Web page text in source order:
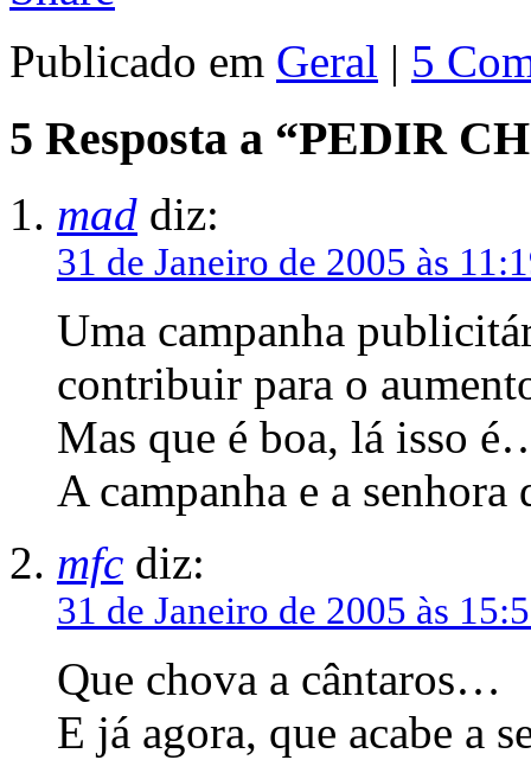
Publicado em Geral | 5
5 Resposta a “PEDIR
mad diz:
31 de Janeiro de 2005 às
Uma campanha
contribuir para o
Mas que é boa, lá isso
A campanha e a
mfc diz:
31 de Janeiro de 2005 às
Que chova a cântaros…
E já agora, que acabe a